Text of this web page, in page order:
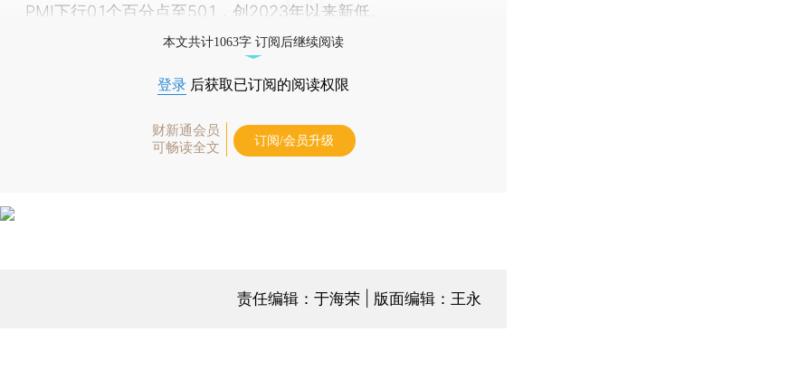
PMI下行0.1个百分点至50.1，创2023年以来新低。
本文共计1063字 订阅后继续阅读
登录 后获取已订阅的阅读权限
财新通会员
可畅读全文
订阅/会员升级
责任编辑：于海荣 | 版面编辑：王永